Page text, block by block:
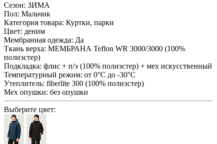
Сезон: ЗИМА
Пол: Мальчик
Категория товара: Куртки, парки
Цвет: деним
Мембранная одежда: Да
Ткань верха: МЕМБРАНА Teflon WR 3000/3000 (100%
полиэстер)
Подкладка: флис + п/э (100% полиэстер) + мех искусственный
Температурный режим: от 0°С до -30°С
Утеплитель: fiberlite 300 (100% полиэстер)
Мех опушки: без опушки
Выберите цвет: